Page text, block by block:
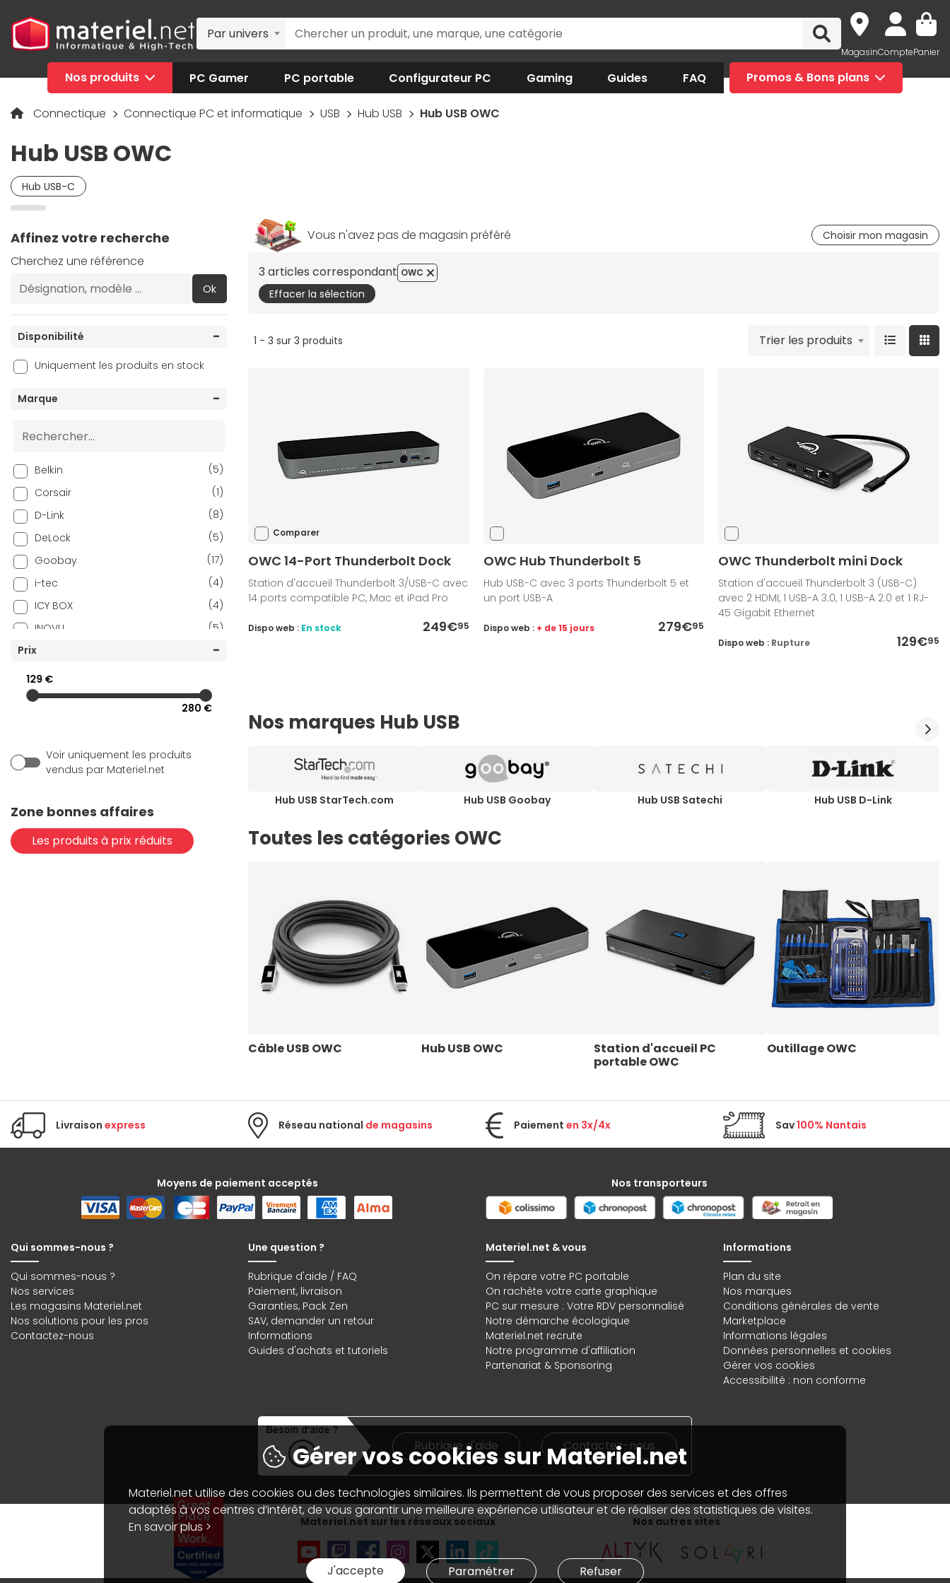
Par univers
MagasinComptePanier
Nos produits PC Gamer PC portable Configurateur PC Gaming Guides FAQ Promos & Bons plans
Connectique Connectique PC et informatique USB Hub USB Hub USB OWC
Hub USB OWC
Hub USB-C
Affinez votre recherche
Cherchez une référence
Ok
Disponibilité
Uniquement les produits en stock
Marque
Belkin
(5)
Corsair
(1)
D-Link
(8)
DeLock
(5)
Goobay
(17)
i-tec
(4)
ICY BOX
(4)
INOVU
(5)
Kingston
(1)
Mobility Lab
NEDIS
(6)
Razer
StarTech.com
Targus
TP-LINK
Prix
129 €
280 €
Voir uniquement les produits
vendus par Materiel.net
Zone bonnes affaires
Les produits à prix réduits
Vous n'avez pas de magasin préféré Choisir mon magasin
3 articles correspondant
Effacer la sélection
OWC
1 - 3 sur 3 produits Trier les produits
Comparer
OWC 14-Port Thunderbolt Dock
Station d'accueil Thunderbolt 3/USB-C avec
14 ports compatible PC, Mac et iPad Pro
249€95
Dispo web : En stock
OWC Hub Thunderbolt 5
Hub USB-C avec 3 ports Thunderbolt 5 et
un port USB-A
279€95
Dispo web : + de 15 jours
OWC Thunderbolt mini Dock
Station d'accueil Thunderbolt 3 (USB-C)
avec 2 HDMI, 1 USB-A 3.0, 1 USB-A 2.0 et 1 RJ-
45 Gigabit Ethernet
129€95
Dispo web : Rupture
Nos marques Hub USB
Hub USB StarTech.com Hub USB Goobay Hub USB Satechi Hub USB D-Link
Toutes les catégories OWC
Câble USB OWC Hub USB OWC
Station d'accueil PC
portable OWC
Outillage OWC
Livraison express Réseau national de magasins Paiement en 3x/4x Sav100% Nantais
Moyens de paiement acceptés Nos transporteurs
Qui sommes-nous ?
Qui sommes-nous ?
Nos services
Les magasins Materiel.net
Nos solutions pour les pros
Contactez-nous
Une question ?
Rubrique d'aide / FAQ
Paiement, livraison
Garanties, Pack Zen
SAV, demander un retour
Informations
Guides d'achats et tutoriels
Materiel.net & vous
On répare votre PC portable
On rachète votre carte graphique
PC sur mesure : Votre RDV personnalisé
Notre démarche écologique
Materiel.net recrute
Notre programme d'affiliation
Partenariat & Sponsoring
Informations
Plan du site
Nos marques
Conditions générales de vente
Marketplace
Informations légales
Données personnelles et cookies
Gérer vos cookies
Accessibilité : non conforme
Rubrique d'aide Contactez-nous
Materiel.net sur les réseaux sociaux Nos autres sites
Gérer vos cookies sur Materiel.net
Materiel.net utilise des cookies ou des technologies similaires. Ils permettent de vous proposer des services et des offres
adaptés à vos centres d’intérêt, de vous garantir une meilleure expérience utilisateur et de réaliser des statistiques de visites.
En savoir plus >
J'accepte Paramétrer Refuser